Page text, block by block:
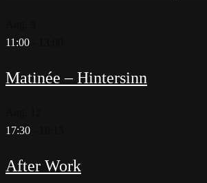
11:00
Matinée – Hintersinn
17:30
After Work